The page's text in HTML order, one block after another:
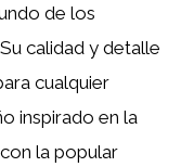
de los
calidad y detalle
cualquier
inspirado en la
la popular